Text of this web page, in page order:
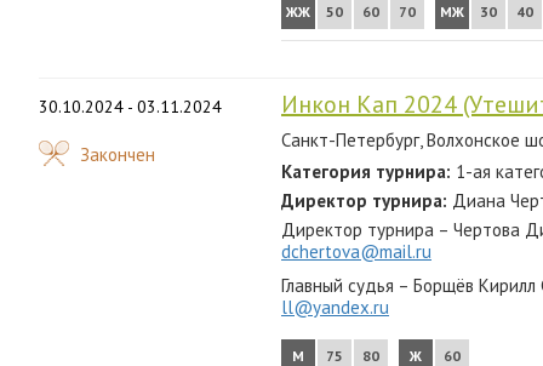
ЖЖ 50 60 70 МЖ 30 40
30.10.2024 - 03.11.2024
Закончен
Инкон Кап 2024
Санкт-Петербург, Волхонское
Категория турнира: 1-ая
Директор турнира: Диана
Директор турнира – Чертова
dchertova@mail.ru
Главный судья – Борщёв
ll@yandex.ru
М 75 80 Ж 60